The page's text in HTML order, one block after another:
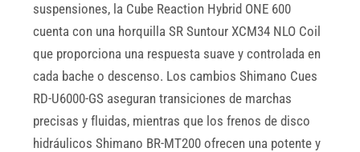
suspensiones, la Cube Reaction Hybrid ONE 600
cuenta con una horquilla SR Suntour XCM34 NLO Coil
que proporciona una respuesta suave y controlada en
cada bache o descenso. Los cambios Shimano Cues
RD-U6000-GS aseguran transiciones de marchas
precisas y fluidas, mientras que los frenos de disco
hidráulicos Shimano BR-MT200 ofrecen una potente y